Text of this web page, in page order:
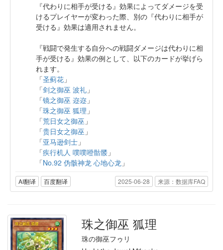
『代わりに相手が受ける』効果によってダメージを受
けるプレイヤーが変わった際、別の『代わりに相手が
受ける』効果は適用されません。
『戦闘で発生する自分への戦闘ダメージは代わりに相
手が受ける』効果の例として、以下のカードが挙げら
れます。
「圣蓟花 」
「剑之御巫 波礼 」
「镜之御巫 迩迩 」
「珠之御巫 狐理 」
「荒日女之御巫 」
「贵日女之御巫 」
「亚马逊剑士 」
「疾行机人 噗噗噔骷髅 」
「No.92 伪骸神龙 心地心龙 」
AI翻译 百度翻译 2025-06-28 来源：数据库FAQ
珠之御巫 狐理
珠の御巫フゥリ